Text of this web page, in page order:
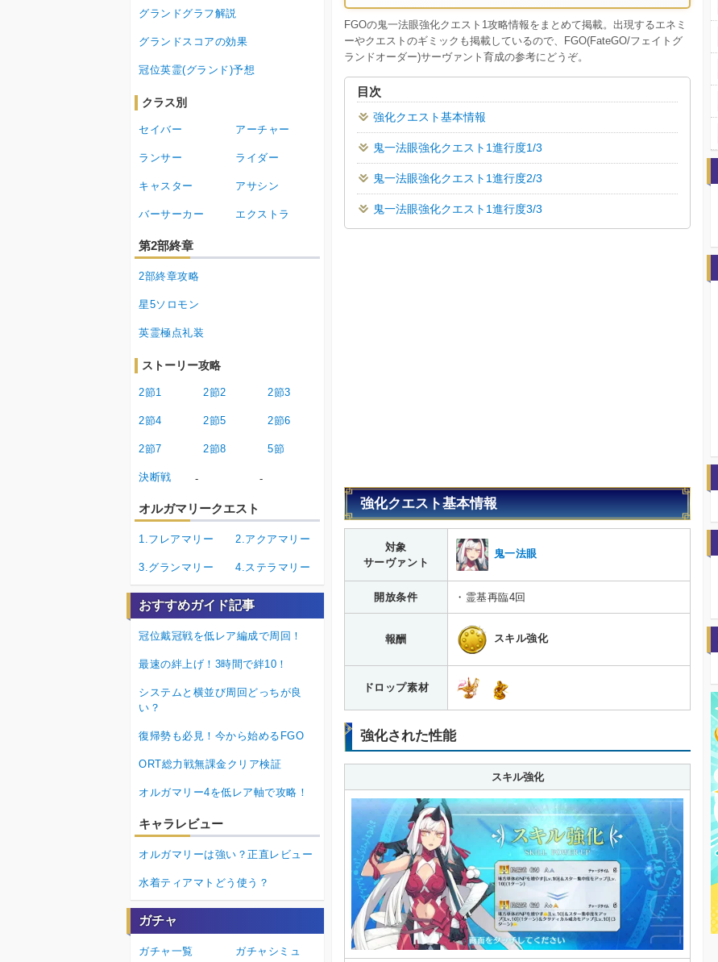
FGOの鬼一法眼強化クエスト1攻略情報をまとめて掲載。出現するエネミ
ーやクエストのギミックも掲載しているので、FGO(FateGO/フェイトグ
ランドオーダー)サーヴァント育成の参考にどうぞ。
目次
強化クエスト基本情報
鬼一法眼強化クエスト1進行度1/3
鬼一法眼強化クエスト1進行度2/3
鬼一法眼強化クエスト1進行度3/3
強化クエスト基本情報
対象
サーヴァント
鬼一法眼
開放条件 ・霊基再臨4回
報酬 スキル強化
ドロップ素材
強化された性能
スキル強化
グランドグラフ解説
グランドスコアの効果
冠位英霊(グランド)予想
クラス別
セイバー アーチャー
ランサー ライダー
キャスター アサシン
バーサーカー エクストラ
第2部終章
2部終章攻略
星5ソロモン
英霊極点礼装
ストーリー攻略
2節1 2節2 2節3
2節4 2節5 2節6
2節7 2節8 5節
決断戦 - -
オルガマリークエスト
1.フレアマリー 2.アクアマリー
3.グランマリー 4.ステラマリー
おすすめガイド記事
冠位戴冠戦を低レア編成で周回！
最速の絆上げ！3時間で絆10！
システムと横並び周回どっちが良
い？
復帰勢も必見！今から始めるFGO
ORT総力戦無課金クリア検証
オルガマリー4を低レア軸で攻略！
キャラレビュー
オルガマリーは強い？正直レビュー
水着ティアマトどう使う？
ガチャ
ガチャ一覧 ガチャシミュ